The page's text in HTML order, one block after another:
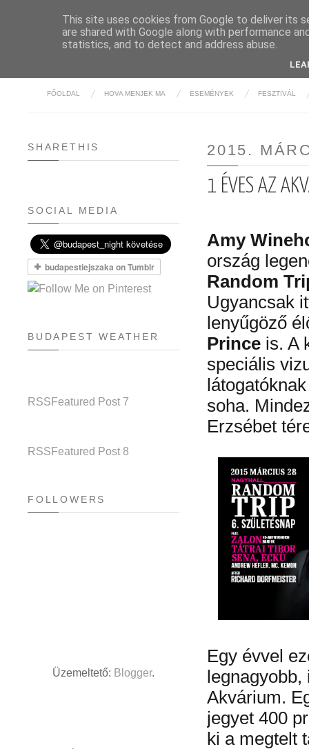
FŐOLDAL HOVA MENJEK MA ESEMÉNYEK FESZTIVÁL
2015.
1 ÉVES AZ
Amy
ország
Random
Ugyancsak
lenyűgöző
Prince is. A
speciális
soha.
Erzsébet
Egy évvel
Akvárium.
jegyet 400
ki a megtelt
SHARETHIS
SOCIAL MEDIA
BUDAPEST WEATHER
RSS Featured Post 7
RSS Featured Post 8
FOLLOWERS
Üzemeltető: Blogger.
This site uses cookies from Google to deliver its
are shared with Google along with performance
statistics, and to detect and address abuse.